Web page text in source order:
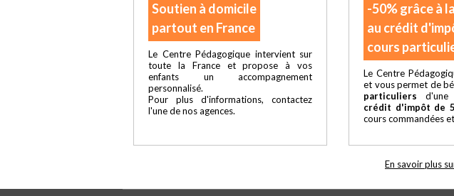
Soutien à domicile
partout en France
Le Centre Pédagogique intervient sur
toute la France et propose à vos
enfants un accompagnement
personnalisé.
Pour plus d'informations, contactez
l'une de nos agences.
-50% grâce à
au crédit
cours
Le Centre
et vous permet de
particuliers d'une
crédit d'impôt de
cours commandées
En savoir plus